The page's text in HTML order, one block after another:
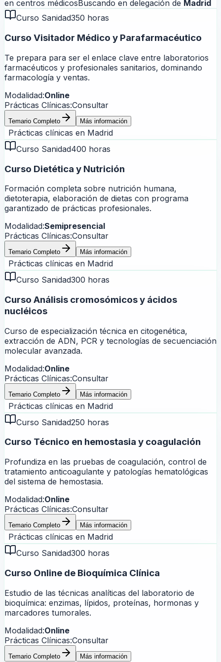
en centros médicos Buscando en delegación de Madrid
Curso Sanidad350 horas
Curso Visitador Médico y Parafarmacéutico
Te prepara para ser el enlace clave entre laboratorios
farmacéuticos y profesionales sanitarios, dominando
farmacología y ventas.
Modalidad:Online
Prácticas Clínicas:Consultar
Temario Completo Más información
Prácticas clínicas en Madrid
Curso Sanidad400 horas
Curso Dietética y Nutrición
Formación completa sobre nutrición humana,
dietoterapia, elaboración de dietas con programa
garantizado de prácticas profesionales.
Modalidad:Semipresencial
Prácticas Clínicas:Consultar
Temario Completo Más información
Prácticas clínicas en Madrid
Curso Sanidad300 horas
Curso Análisis cromosómicos y ácidos
nucléicos
Curso de especialización técnica en citogenética,
extracción de ADN, PCR y tecnologías de secuenciación
molecular avanzada.
Modalidad:Online
Prácticas Clínicas:Consultar
Temario Completo Más información
Prácticas clínicas en Madrid
Curso Sanidad250 horas
Curso Técnico en hemostasia y coagulación
Profundiza en las pruebas de coagulación, control de
tratamiento anticoagulante y patologías hematológicas
del sistema de hemostasia.
Modalidad:Online
Prácticas Clínicas:Consultar
Temario Completo Más información
Prácticas clínicas en Madrid
Curso Sanidad300 horas
Curso Online de Bioquímica Clínica
Estudio de las técnicas analíticas del laboratorio de
bioquímica: enzimas, lípidos, proteínas, hormonas y
marcadores tumorales.
Modalidad:Online
Prácticas Clínicas:Consultar
Temario Completo Más información